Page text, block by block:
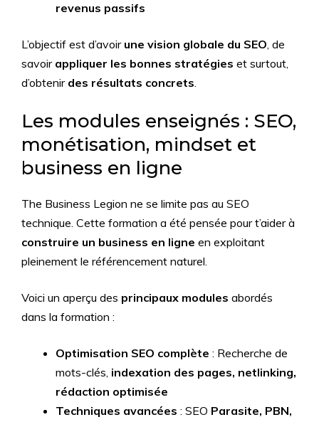
revenus passifs
L’objectif est d’avoir une vision globale du SEO, de
savoir appliquer les bonnes stratégies et surtout,
d’obtenir des résultats concrets.
Les modules enseignés : SEO,
monétisation, mindset et
business en ligne
The Business Legion ne se limite pas au SEO
technique. Cette formation a été pensée pour t’aider à
construire un business en ligne en exploitant
pleinement le référencement naturel.
Voici un aperçu des principaux modules abordés
dans la formation :
Optimisation SEO complète : Recherche de
mots-clés, indexation des pages, netlinking,
rédaction optimisée
Techniques avancées : SEO Parasite, PBN,